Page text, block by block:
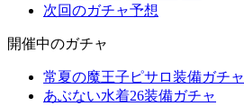
次回のガチャ予想
開催中のガチャ
常夏の魔王子ピサロ装備ガチャ
あぶない水着26装備ガチャ